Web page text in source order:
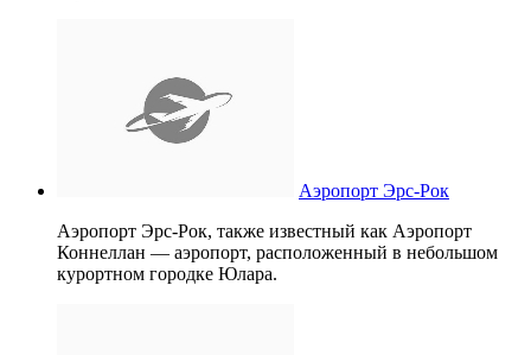
Аэропорт Эрс-Рок
Аэропорт Эрс-Рок, также известный как Аэропорт
Коннеллан — аэропорт, расположенный в небольшом
курортном городке Юлара.